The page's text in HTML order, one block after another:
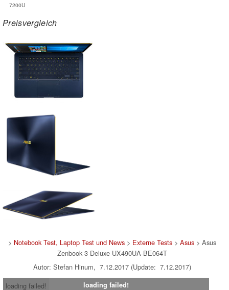
7200U
Preisvergleich
> Notebook Test, Laptop Test und News> Externe Tests> Asus> Asus
Zenbook 3 Deluxe UX490UA-BE064T
Autor: Stefan Hinum, 7.12.2017 (Update: 7.12.2017)
loading failed!
loading failed!